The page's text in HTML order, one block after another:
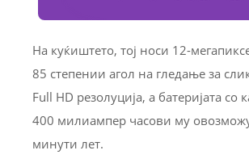
На куќиштето, тој носи 12-
85 степении агол на гледање за
Full HD резолуција, а батеријата со
400 милиампер часови му
минути лет.